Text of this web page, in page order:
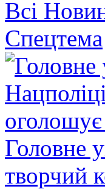
Всі
Спецтема
Головне
творчий